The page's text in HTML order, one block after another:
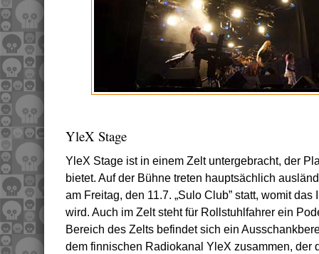
YleX Stage
YleX Stage ist in einem Zelt untergebracht, der
bietet. Auf der Bühne treten hauptsächlich
am Freitag, den 11.7. „Sulo Club” statt, womit
wird. Auch im Zelt steht für Rollstuhlfahrer ein
Bereich des Zelts befindet sich ein
dem finnischen Radiokanal YleX zusammen, der